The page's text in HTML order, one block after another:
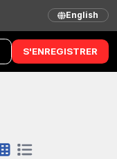
S'ENREGISTRER
English